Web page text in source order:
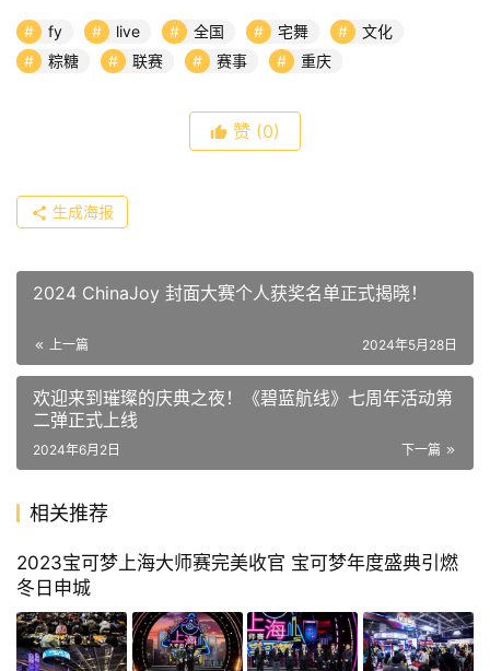
fy live 全国 宅舞
文化
粽糖
联赛 赛事 重庆
赞 (0)
生成海报
2024 ChinaJoy 封面大赛个人获奖名单正式揭晓！
上一篇 2024年5月28日
欢迎来到璀璨的庆典之夜！《碧蓝航线》七周年活动第
二弹正式上线
下一篇
2024年6月2日
相关推荐
2023宝可梦上海大师赛完美收官 宝可梦年度盛典引燃
冬日申城